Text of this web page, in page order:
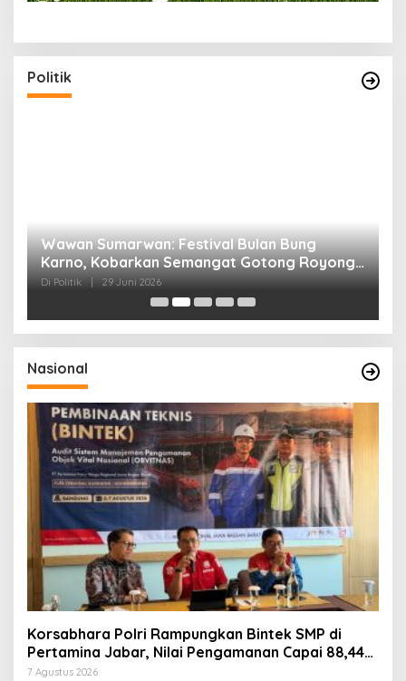
Politik
Wawan Sumarwan: Festival Bulan Bung
Karno, Kobarkan Semangat Gotong Royong
dan Kepedulian Sosial
Di Politik 29 Juni 2026
Nasional
Korsabhara Polri Rampungkan Bintek SMP di
Pertamina Jabar, Nilai Pengamanan Capai 88,44
Persen
7 Agustus 2026